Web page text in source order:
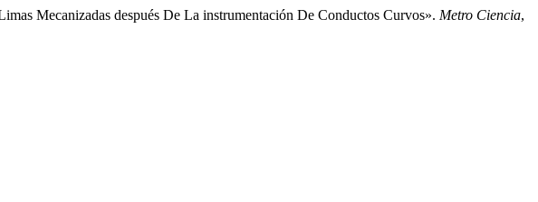
Mecanizadas después De La instrumentación De Conductos Curvos». Metro Ciencia,